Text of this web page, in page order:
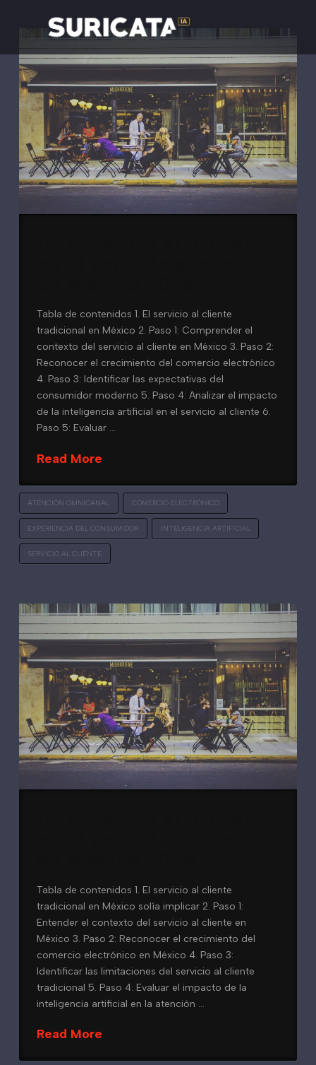
Tabla de contenidos 1. El servicio al cliente
tradicional en México 2. Paso 1: Comprender el
contexto del servicio al cliente en México 3. Paso 2:
Reconocer el crecimiento del comercio electrónico
4. Paso 3: Identificar las expectativas del
consumidor moderno 5. Paso 4: Analizar el impacto
de la inteligencia artificial en el servicio al cliente 6.
Paso 5: Evaluar …
Read More
ATENCIÓN OMNICANAL COMERCIO ELECTRÓNICO
EXPERIENCIA DEL CONSUMIDOR INTELIGENCIA ARTIFICIAL
SERVICIO AL CLIENTE
Tabla de contenidos 1. El servicio al cliente
tradicional en México solía implicar 2. Paso 1:
Entender el contexto del servicio al cliente en
México 3. Paso 2: Reconocer el crecimiento del
comercio electrónico en México 4. Paso 3:
Identificar las limitaciones del servicio al cliente
tradicional 5. Paso 4: Evaluar el impacto de la
inteligencia artificial en la atención …
Read More